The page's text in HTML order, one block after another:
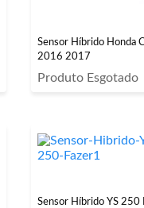
Sensor Híbrido Honda
2016 2017
Produto Esgotado
Sensor Híbrido YS 250